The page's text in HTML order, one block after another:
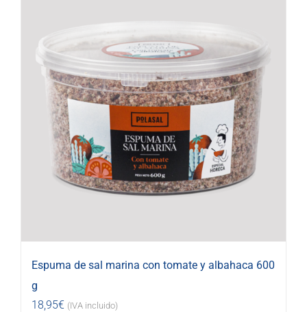
Espuma de sal marina con tomate y albahaca 600
g
18,95€ (IVA incluido)